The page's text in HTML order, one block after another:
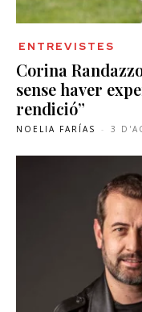
ENTREVISTES
Corina
sense haver
rendició”
NOELIA FARÍAS - 3